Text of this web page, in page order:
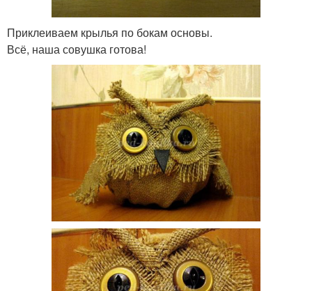
Приклеиваем крылья по бокам основы.
Всё, наша совушка готова!